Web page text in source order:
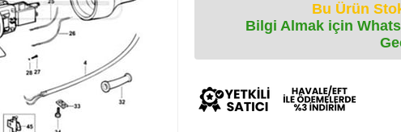
Bu Ürün
Bilgi Almak için